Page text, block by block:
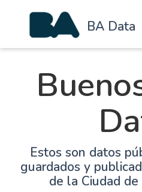
BA Data
Estos son datos
guardados y
de la Ciudad